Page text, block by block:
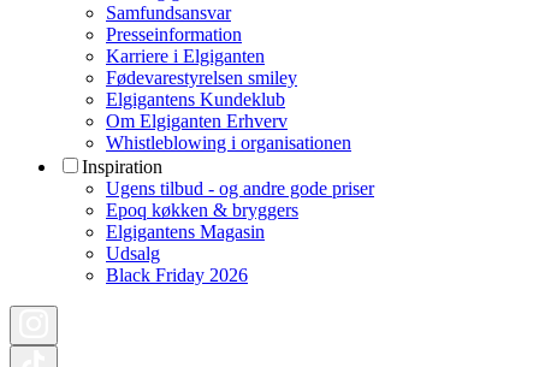
Samfundsansvar
Presseinformation
Karriere i Elgiganten
Fødevarestyrelsen smiley
Elgigantens Kundeklub
Om Elgiganten Erhverv
Whistleblowing i organisationen
Inspiration
Ugens tilbud - og andre gode priser
Epoq køkken & bryggers
Elgigantens Magasin
Udsalg
Black Friday 2026